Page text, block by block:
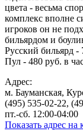
цвета - весьма
комплекс вполне
игроков он не
бильярдом и
Русский бильярд -
Пул - 480 руб. в
Адрес:
м. Бауманская,
(495) 535-02-22,
пт.-сб. 12:00-04:00
Показать адрес на